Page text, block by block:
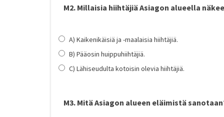
M2. Millaisia hiihtäjiä Asiagon alueella
A) Kaikenikäisiä ja -maalaisia hiihtäjiä.
B) Pääosin huippuhiihtäjiä.
C) Lähiseudulta kotoisin olevia hiihtäjiä.
M3. Mitä Asiagon alueen eläimistä